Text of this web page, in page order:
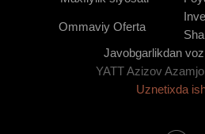
Ommaviy Oferta
YATT Azizov
Uznetixda
Javobgarlikdan